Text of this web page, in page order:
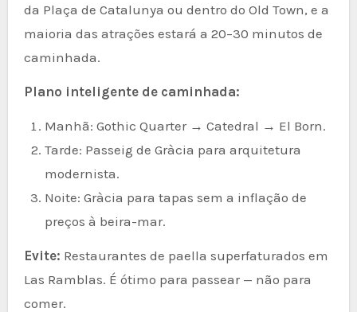
da Plaça de Catalunya ou dentro do Old Town, e a
maioria das atrações estará a 20–30 minutos de
caminhada.
Plano inteligente de caminhada:
Manhã: Gothic Quarter → Catedral → El Born.
Tarde: Passeig de Gràcia para arquitetura
modernista.
Noite: Gràcia para tapas sem a inflação de
preços à beira-mar.
Evite: Restaurantes de paella superfaturados em
Las Ramblas. É ótimo para passear — não para
comer.